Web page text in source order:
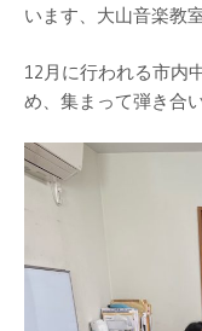
います、大山音楽教
12月に行われる市内
め、集まって弾き合